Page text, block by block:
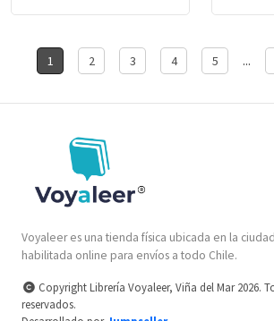
1 2 3 4 5 ...
Voyaleer es una tienda física ubicada en la
habilitada online para envíos a todo Chile.
Copyright Librería Voyaleer, Viña del Mar 2026.
reservados.